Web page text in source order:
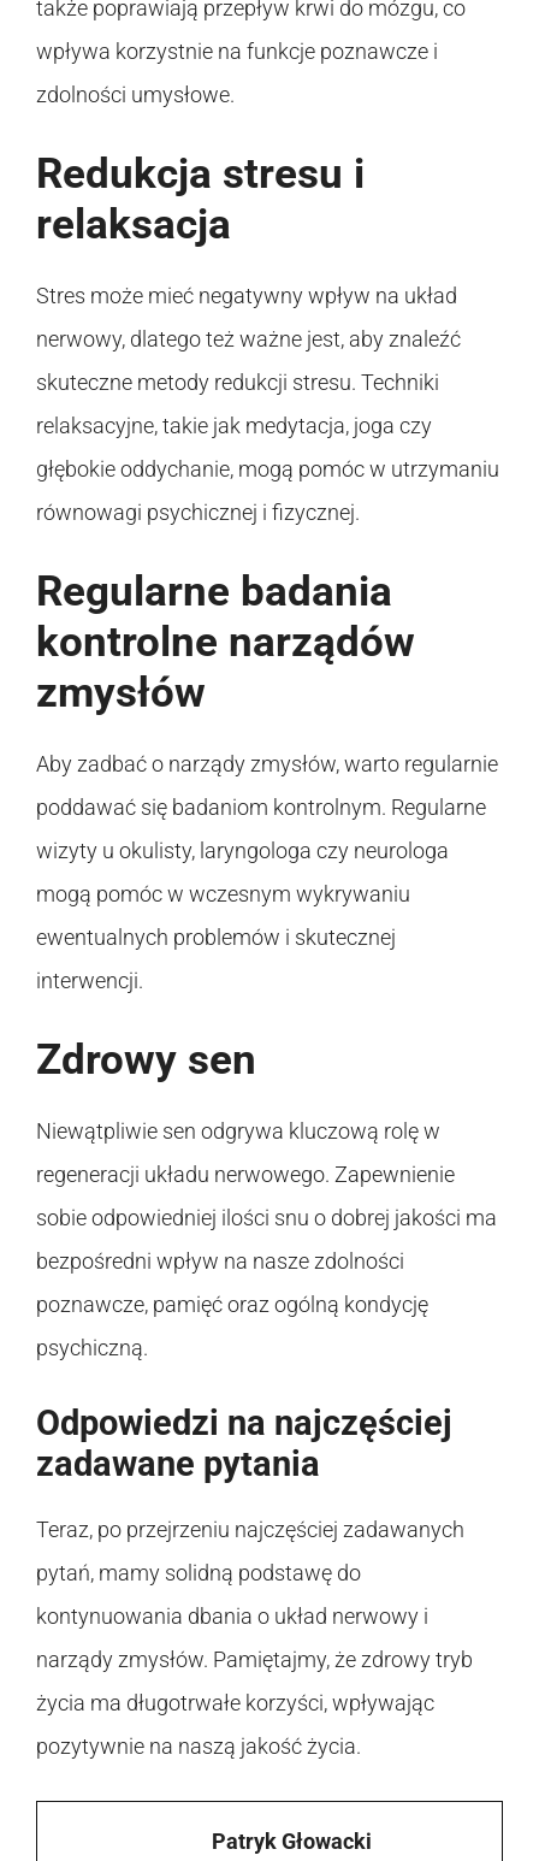
także poprawiają przepływ krwi do mózgu, co
wpływa korzystnie na funkcje poznawcze i
zdolności umysłowe.
Redukcja stresu i
relaksacja
Stres może mieć negatywny wpływ na układ
nerwowy, dlatego też ważne jest, aby znaleźć
skuteczne metody redukcji stresu. Techniki
relaksacyjne, takie jak medytacja, joga czy
głębokie oddychanie, mogą pomóc w utrzymaniu
równowagi psychicznej i fizycznej.
Regularne badania
kontrolne narządów
zmysłów
Aby zadbać o narządy zmysłów, warto regularnie
poddawać się badaniom kontrolnym. Regularne
wizyty u okulisty, laryngologa czy neurologa
mogą pomóc w wczesnym wykrywaniu
ewentualnych problemów i skutecznej
interwencji.
Zdrowy sen
Niewątpliwie sen odgrywa kluczową rolę w
regeneracji układu nerwowego. Zapewnienie
sobie odpowiedniej ilości snu o dobrej jakości ma
bezpośredni wpływ na nasze zdolności
poznawcze, pamięć oraz ogólną kondycję
psychiczną.
Odpowiedzi na najczęściej
zadawane pytania
Teraz, po przejrzeniu najczęściej zadawanych
pytań, mamy solidną podstawę do
kontynuowania dbania o układ nerwowy i
narządy zmysłów. Pamiętajmy, że zdrowy tryb
życia ma długotrwałe korzyści, wpływając
pozytywnie na naszą jakość życia.
Patryk Głowacki